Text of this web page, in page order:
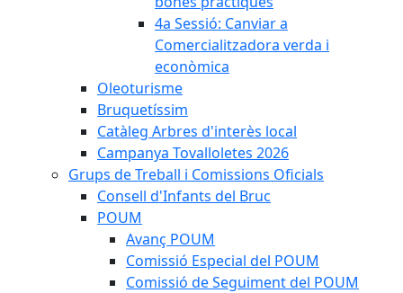
4a Sessió: Canviar a
Comercialitzadora verda i
econòmica
Oleoturisme
Bruquetíssim
Catàleg Arbres d'interès local
Campanya Tovalloletes 2026
Grups de Treball i Comissions Oficials
Consell d'Infants del Bruc
POUM
Avanç POUM
Comissió Especial del POUM
Comissió de Seguiment del POUM